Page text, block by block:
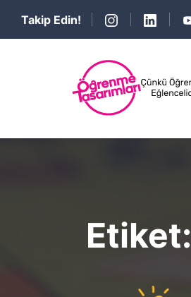
Takip Edin!
Etiket: